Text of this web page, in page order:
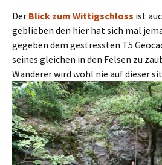
Der Blick zum Wittigschloss ist
geblieben den hier hat sich mal
gegeben dem gestressten T5
seines gleichen in den Felsen zu
Wanderer wird wohl nie auf dieser